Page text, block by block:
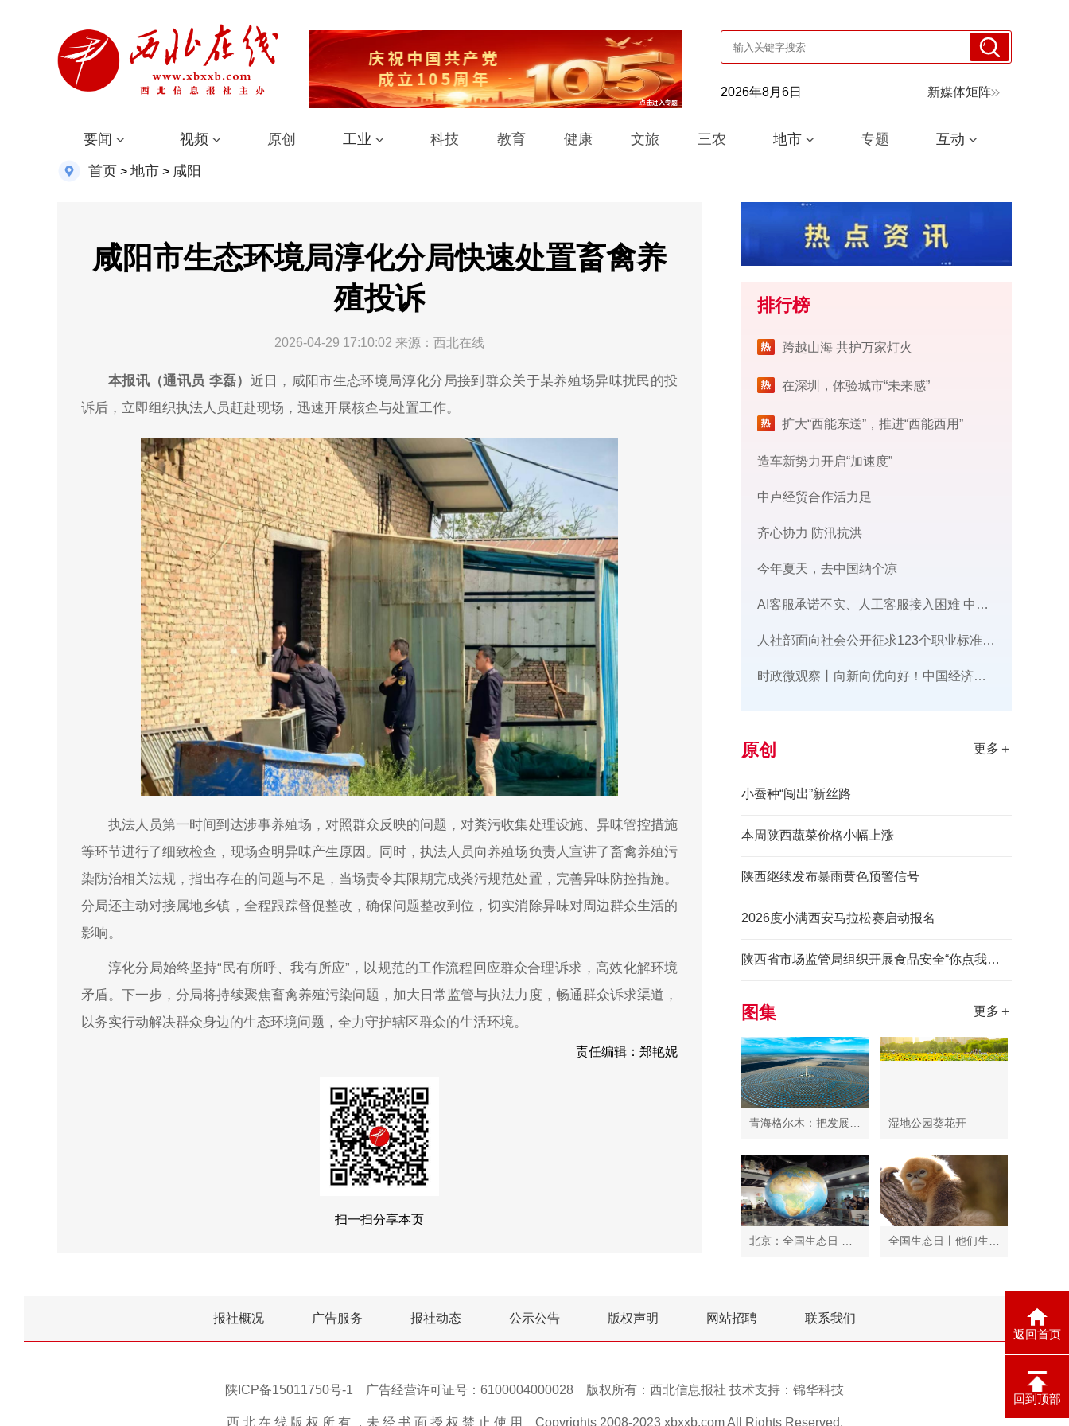
返回首页
回到顶部
2026年8月6日 新媒体矩阵
要闻 视频 原创 工业 科技 教育 健康 文旅 三农 地市 专题 互动
首页 > 地市 > 咸阳
咸阳市生态环境局淳化分局快速处置畜禽养
殖投诉
2026-04-29 17:10:02 来源：西北在线
本报讯（通讯员 李磊） 近日，咸阳市生态环境局淳化分局接到群众关于某养殖场异味扰民的投
诉后，立即组织执法人员赶赴现场，迅速开展核查与处置工作。
执法人员第一时间到达涉事养殖场，对照群众反映的问题，对粪污收集处理设施、异味管控措施
等环节进行了细致检查，现场查明异味产生原因。同时，执法人员向养殖场负责人宣讲了畜禽养殖污
染防治相关法规，指出存在的问题与不足，当场责令其限期完成粪污规范处置，完善异味防控措施。
分局还主动对接属地乡镇，全程跟踪督促整改，确保问题整改到位，切实消除异味对周边群众生活的
影响。
淳化分局始终坚持“民有所呼、我有所应”，以规范的工作流程回应群众合理诉求，高效化解环境
矛盾。下一步，分局将持续聚焦畜禽养殖污染问题，加大日常监管与执法力度，畅通群众诉求渠道，
以务实行动解决群众身边的生态环境问题，全力守护辖区群众的生活环境。
责任编辑：郑艳妮
扫一扫分享本页
排行榜
跨越山海 共护万家灯火
在深圳，体验城市“未来感”
扩大“西能东送”，推进“西能西用”
造车新势力开启“加速度”
中卢经贸合作活力足
齐心协力 防汛抗洪
今年夏天，去中国纳个凉
AI客服承诺不实、人工客服接入困难 中消协回应
人社部面向社会公开征求123个职业标准意见
时政微观察丨向新向优向好！中国经济展现强大韧性和活力
原创 更多＋
小蚕种“闯出”新丝路
本周陕西蔬菜价格小幅上涨
陕西继续发布暴雨黄色预警信号
2026度小满西安马拉松赛启动报名
陕西省市场监管局组织开展食品安全“你点我检惠民生”进景区活动
图集 更多＋
湿地公园葵花开
报社概况 广告服务 报社动态 公示公告 版权声明 网站招聘 联系我们
陕ICP备15011750号-1 广告经营许可证号：6100004000028 版权所有：西北信息报社 技术支持： 锦华科技
西 北 在 线 版 权 所 有 ，未 经 书 面 授 权 禁 止 使 用 Copyrights 2008-2023 xbxxb.com All Rights Reserved.